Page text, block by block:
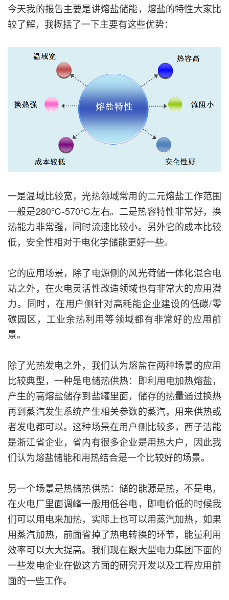
今天我的报告主要是讲熔盐储能，熔盐的特性大家比
较了解，我概括了一下主要有这些优势：
一是温域比较宽，光热领域常用的二元熔盐工作范围
一般是280℃-570℃左右。二是热容特性非常好，换
热能力非常强，同时流速比较小。另外它的成本比较
低，安全性相对于电化学储能更好一些。
它的应用场景，除了电源侧的风光荷储一体化混合电
站之外，在火电灵活性改造领域也有非常大的应用潜
力。同时，在用户侧针对高耗能企业建设的低碳/零
碳园区，工业余热利用等领域都有非常好的应用前
景。
除了光热发电之外，我们认为熔盐在两种场景的应用
比较典型，一种是电储热供热：即利用电加热熔盐，
产生的高熔盐储存到盐罐里面，储存的热量通过换热
再到蒸汽发生系统产生相关参数的蒸汽，用来供热或
者发电都可以。这种场景在用户侧比较多，西子洁能
是浙江省企业，省内有很多企业是用热大户，因此我
们认为熔盐储能和用热结合是一个比较好的场景。
另一个场景是热储热供热：储的能源是热，不是电，
在火电厂里面调峰一般用低谷电，即电价低的时候我
们可以用电来加热，实际上也可以用蒸汽加热，如果
用蒸汽加热，前面省掉了热电转换的环节，能量利用
效率可以大大提高。我们现在跟大型电力集团下面的
一些发电企业在做这方面的研究开发以及工程应用前
面的一些工作。